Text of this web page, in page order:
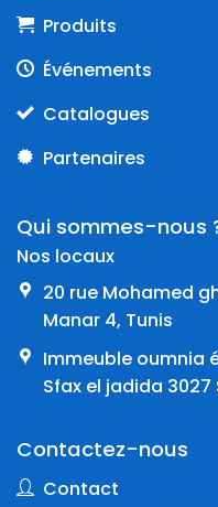
Produits
Événements
Catalogues
Partenaires
Qui sommes-nous
Nos locaux
20 rue Mohamed
Manar 4, Tunis
Immeuble oumnia
Sfax el jadida 3027
Contactez-nous
Contact